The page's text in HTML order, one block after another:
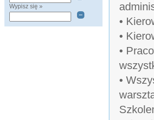
Wypisz się »
•
•
•
•